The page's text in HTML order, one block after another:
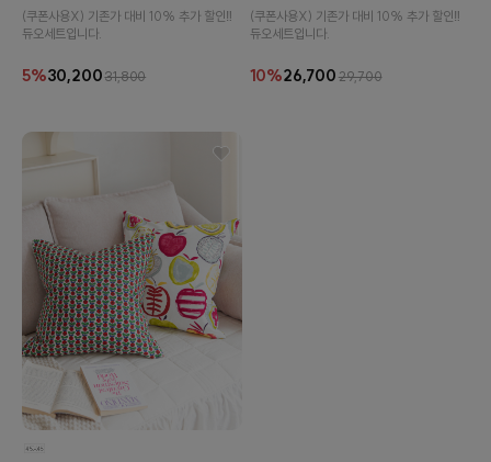
(쿠폰사용X) 기존가 대비 10% 추가 할인‼️
듀오세트입니다.
5%30,20031,800
(쿠폰사용X) 기존가 대비 10% 추가 할인‼️
듀오세트입니다.
10%26,700 29,700